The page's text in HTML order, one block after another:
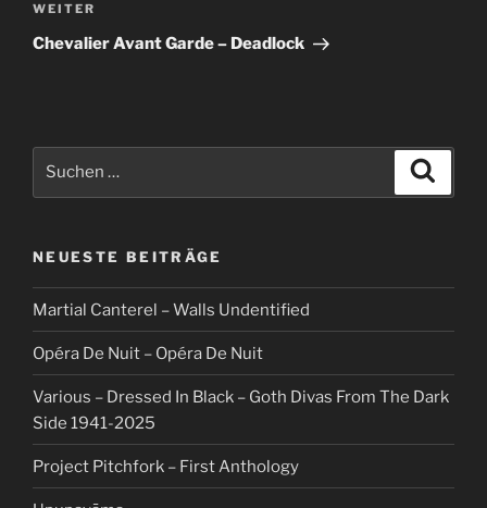
Nächster
Beitrag
WEITER
Chevalier Avant Garde – Deadlock
NEUESTE BEITRÄGE
Martial Canterel – Walls Undentified
Opéra De Nuit – Opéra De Nuit
Various – Dressed In Black – Goth Divas From The Dark
Side 1941-2025
Project Pitchfork – First Anthology